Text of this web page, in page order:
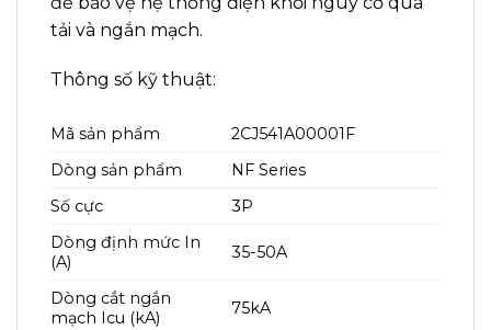
tải và ngắn mạch.
Thông số kỹ thuật:
Mã sản phẩm
2CJ541A00001F
Dòng sản phẩm
NF Series
Số cực
3P
Dòng định mức In
(A)
35-50A
Dòng cắt ngắn
mạch Icu (kA)
75kA